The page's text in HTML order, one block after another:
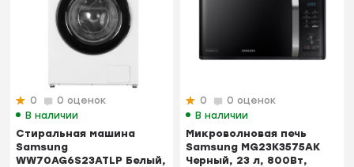
0
0 оценок
В наличии
Стиральная машина
Samsung
WW70AG6S23ATLP Белый,
0
0 оценок
В наличии
Микроволновая печь
Samsung MG23K3575AK
Черный, 23 л, 800Вт,